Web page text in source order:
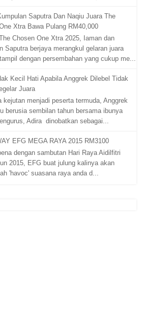
Saputra Dan Naqiu Juara The
Xtra Bawa Pulang RM40,000
Chosen One Xtra 2025, Iaman dan
Saputra berjaya merangkul gelaran juara
dengan persembahan yang cukup me...
Kecil Hati Apabila Anggrek Dilebel Tidak
Juara
kejutan menjadi peserta termuda, Anggrek
berusia sembilan tahun bersama ibunya
Adira dinobatkan sebagai...
EFG MEGA RAYA 2015 RM3100
dengan sambutan Hari Raya Aidilfitri
2015, EFG buat julung kalinya akan
'havoc' suasana raya anda d...